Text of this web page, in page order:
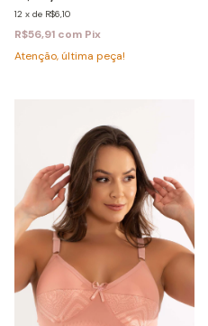
12 x de R$6,10
R$56,91 com Pix
Atenção, última peça!